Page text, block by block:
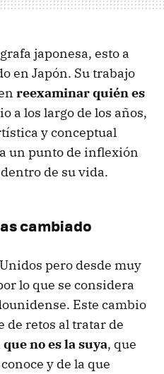
japonesa, esto a
en Japón. Su trabajo
reexaminar quién es
a los largo de los años,
y conceptual
un punto de inflexión
de su vida.
cambiado
pero desde muy
lo que se considera
Este cambio
de retos al tratar de
no es la suya, que
y de la que